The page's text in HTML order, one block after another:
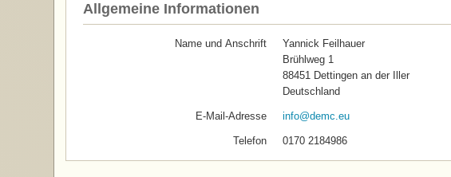
Allgemeine Informationen
Name und Anschrift
Yannick Feilhauer
Brühlweg 1
88451 Dettingen an der Iller
Deutschland
E-Mail-Adresse info@demc.eu
Telefon 0170 2184986